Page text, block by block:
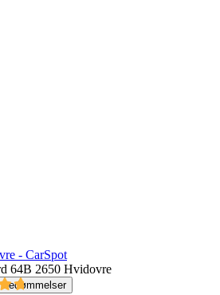
- CarSpot
64B 2650 Hvidovre
bedømmelser